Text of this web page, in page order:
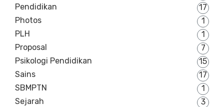
Pendidikan
17
Photos
1
PLH
1
Proposal
7
Psikologi Pendidikan
15
Sains
17
SBMPTN
1
Sejarah
3